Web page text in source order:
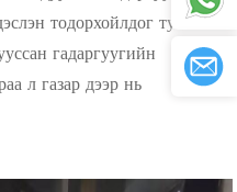
тодорхойлдог тул
гадаргуугийн
л газар дээр нь